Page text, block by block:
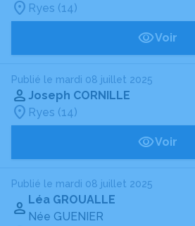
Ryes (14)
Voir
Publié le mardi 08 juillet 2025
Joseph CORNILLE
Ryes (14)
Voir
Publié le mardi 08 juillet 2025
Léa GROUALLE
Née GUENIER